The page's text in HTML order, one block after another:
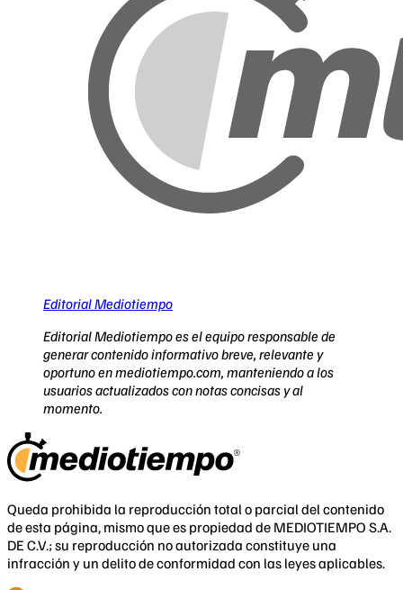
Editorial Mediotiempo
Editorial Mediotiempo es el equipo responsable de
generar contenido informativo breve, relevante y
oportuno en mediotiempo.com, manteniendo a los
usuarios actualizados con notas concisas y al
momento.
Queda prohibida la reproducción total o parcial del contenido
de esta página, mismo que es propiedad de MEDIOTIEMPO S.A.
DE C.V.; su reproducción no autorizada constituye una
infracción y un delito de conformidad con las leyes aplicables.